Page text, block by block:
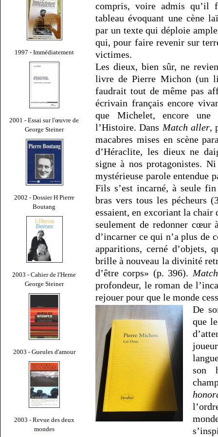
1997 - Immédiatement
2001 - Essai sur l'œuvre de
George Steiner
2002 - Dossier H Pierre
Boutang
2003 - Cahier de l'Herne
George Steiner
2003 - Gueules d'amour
2003 - Revue des deux
mondes
compris, voire admis qu’il
tableau évoquant une cène
par un texte qui déploie
qui, pour faire revenir sur
victimes.
Les dieux, bien sûr, ne
livre de Pierre Michon (un
faudrait tout de même pas
écrivain français encore
que Michelet, encore une
l’Histoire. Dans Match aller,
macabres mises en scène
d’Héraclite, les dieux ne
signe à nos protagonistes.
mystérieuse parole entendue
Fils s’est incarné, à seule
bras vers tous les pécheurs
essaient, en excoriant la
seulement de redonner cœur
d’incarner ce qui n’a plus de
apparitions, cerné d’objets,
brille à nouveau la divinité
d’être corps» (p. 396).
profondeur, le roman de
rejouer pour que le monde
De
que
son